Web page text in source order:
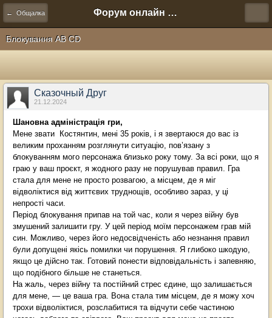
← Общалка Форум онлайн игры "Новая Эра" (Нюра Биз)
Блокування AB CD
Сказочный Друг
21.12.2024
Шановна адміністрація гри,
Мене звати Костянтин, мені 35 років, і я звертаюся до вас із
великим проханням розглянути ситуацію, пов’язану з
блокуванням мого персонажа близько року тому. За всі роки, що я
граю у ваш проєкт, я жодного разу не порушував правил. Гра
стала для мене не просто розвагою, а місцем, де я міг
відволіктися від життєвих труднощів, особливо зараз, у ці
непрості часи.
Період блокування припав на той час, коли я через війну був
змушений залишити гру. У цей період моїм персонажем грав мій
син. Можливо, через його недосвідченість або незнання правил
були допущені якісь помилки чи порушення. Я глибоко шкодую,
якщо це дійсно так. Готовий понести відповідальність і запевняю,
що подібного більше не станеться.
На жаль, через війну та постійний стрес єдине, що залишається
для мене, — це ваша гра. Вона стала тим місцем, де я можу хоч
трохи відволіктися, розслабитися та відчути себе частиною